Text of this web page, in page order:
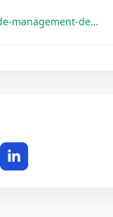
cabinet-de-management-de-transition.fr